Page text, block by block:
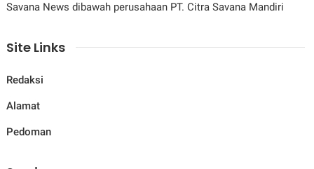
Savana News dibawah perusahaan PT. Citra Savana Mandiri
Site Links
Redaksi
Alamat
Pedoman